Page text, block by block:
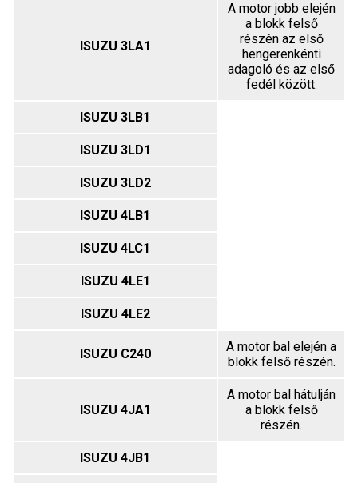
ISUZU 3LA1
A motor jobb elején
a blokk felső
részén az első
hengerenkénti
adagoló és az első
fedél között.
ISUZU 3LB1
ISUZU 3LD1
ISUZU 3LD2
ISUZU 4LB1
ISUZU 4LC1
ISUZU 4LE1
ISUZU 4LE2
ISUZU C240
A motor bal elején a
blokk felső részén.
ISUZU 4JA1
A motor bal hátulján
a blokk felső
részén.
ISUZU 4JB1